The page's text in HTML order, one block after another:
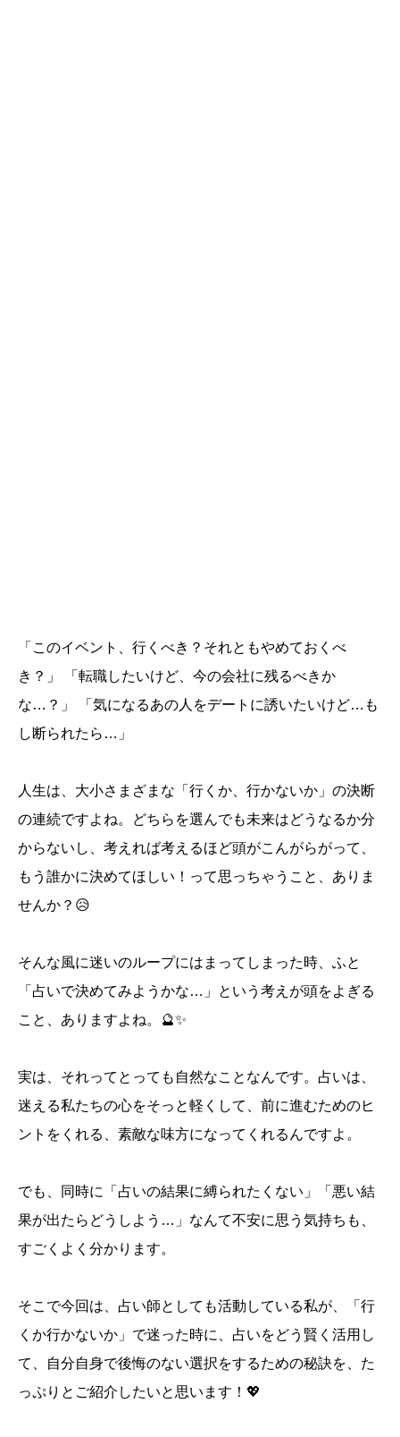
「このイベント、行くべき？それともやめておくべ
き？」 「転職したいけど、今の会社に残るべきか
な…？」 「気になるあの人をデートに誘いたいけど…も
し断られたら…」
人生は、大小さまざまな「行くか、行かないか」の決断
の連続ですよね。どちらを選んでも未来はどうなるか分
からないし、考えれば考えるほど頭がこんがらがって、
もう誰かに決めてほしい！って思っちゃうこと、ありま
せんか？😥
そんな風に迷いのループにはまってしまった時、ふと
「占いで決めてみようかな…」という考えが頭をよぎる
こと、ありますよね。🔮✨
実は、それってとっても自然なことなんです。占いは、
迷える私たちの心をそっと軽くして、前に進むためのヒ
ントをくれる、素敵な味方になってくれるんですよ。
でも、同時に「占いの結果に縛られたくない」「悪い結
果が出たらどうしよう…」なんて不安に思う気持ちも、
すごくよく分かります。
そこで今回は、占い師としても活動している私が、「行
くか行かないか」で迷った時に、占いをどう賢く活用し
て、自分自身で後悔のない選択をするための秘訣を、た
っぷりとご紹介したいと思います！💖